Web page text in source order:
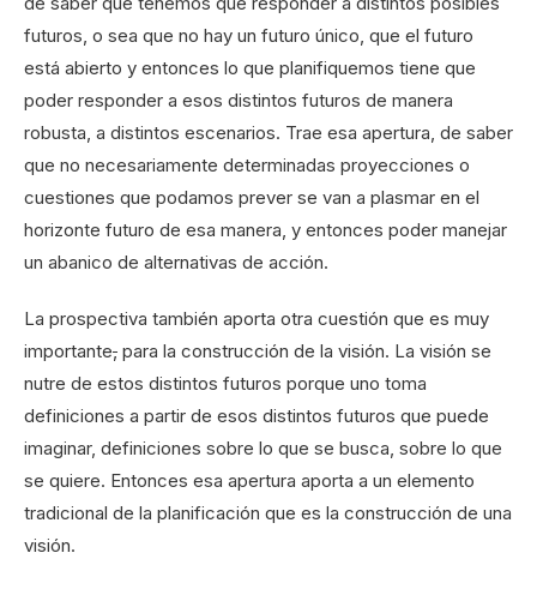
futuros, o sea que no hay un futuro único, que el futuro
está abierto y entonces lo que planifiquemos tiene que
poder responder a esos distintos futuros de manera
robusta, a distintos escenarios. Trae esa apertura, de saber
que no necesariamente determinadas proyecciones o
cuestiones que podamos prever se van a plasmar en el
horizonte futuro de esa manera, y entonces poder manejar
un abanico de alternativas de acción.
La prospectiva también aporta otra cuestión que es muy
importante, para la construcción de la visión. La visión se
nutre de estos distintos futuros porque uno toma
definiciones a partir de esos distintos futuros que puede
imaginar, definiciones sobre lo que se busca, sobre lo que
se quiere. Entonces esa apertura aporta a un elemento
tradicional de la planificación que es la construcción de una
visión.